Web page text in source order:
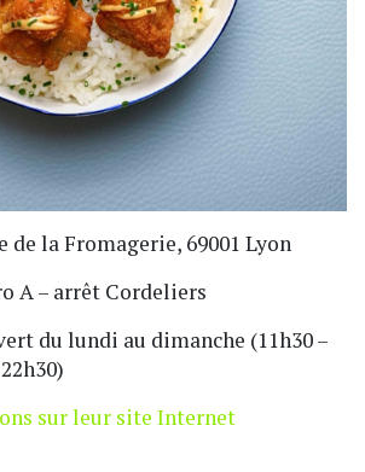
de la Fromagerie, 69001 Lyon
A – arrêt Cordeliers
du lundi au dimanche (11h30 –
sur leur site Internet